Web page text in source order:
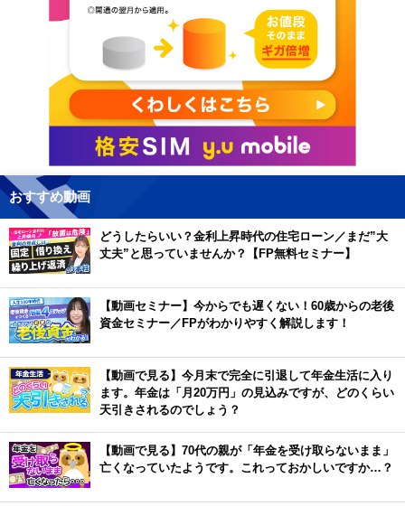
おすすめ動画
どうしたらいい？金利上昇時代の住宅ローン／まだ”大
丈夫”と思っていませんか？【FP無料セミナー】
【動画セミナー】今からでも遅くない！60歳からの老後
資金セミナー／FPがわかりやすく解説します！
【動画で見る】今月末で完全に引退して年金生活に入り
ます。年金は「月20万円」の見込みですが、どのくらい
天引きされるのでしょう？
【動画で見る】70代の親が「年金を受け取らないまま」
亡くなっていたようです。これっておかしいですか…？